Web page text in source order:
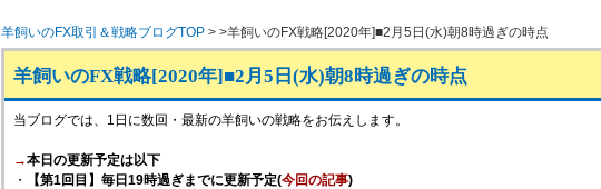
羊飼いのFX取引＆戦略ブログTOP > >羊飼いのFX戦略[2020年]■2月5日(水)朝8時過ぎの時点
羊飼いのFX戦略[2020年]■2月5日(水)朝8時過ぎの時点
当ブログでは、1日に数回・最新の羊飼いの戦略をお伝えします。
→本日の更新予定は以下
・
【第1回目】毎日19時過ぎまでに更新予定(今回の記事)